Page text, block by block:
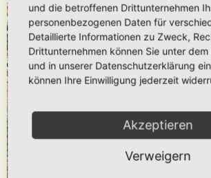
und die betroffenen Drittunternehmen
personenbezogenen Daten für
Detaillierte Informationen zu Zweck,
Drittunternehmen können Sie unter
und in unserer Datenschutzerklärung
können Ihre Einwilligung jederzeit
Akzeptieren
Verweigern